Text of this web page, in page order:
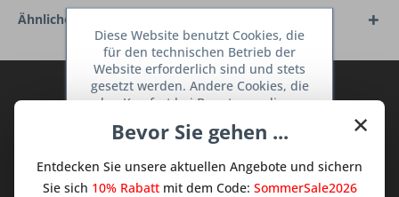
Ähnliche Artikel
Abonnieren Sie den kostenlosen Deine
Sie keine Neuigkeit oder Aktion mehr aus
×
Bevor Sie gehen ...
Entdecken Sie unsere aktuellen Angebote und sichern
Sie sich 10% Rabattmit dem Code: SommerSale2026
Diese Website benutzt Cookies, die
für den technischen Betrieb der
Website erforderlich sind und stets
gesetzt werden. Andere Cookies, die
den Komfort bei Benutzung dieser
dienen oder die Interaktion mit
Netzwerken vereinfachen sollen,
werden nur mit Ihrer Zustimmung